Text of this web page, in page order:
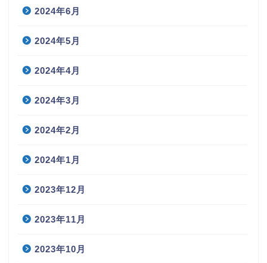
2024年6月
2024年5月
2024年4月
2024年3月
2024年2月
2024年1月
2023年12月
2023年11月
2023年10月